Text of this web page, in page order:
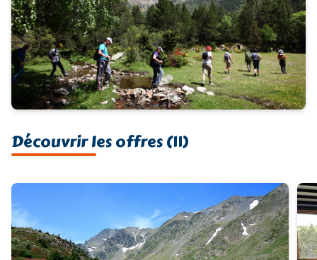
Découvrir les offres (11)